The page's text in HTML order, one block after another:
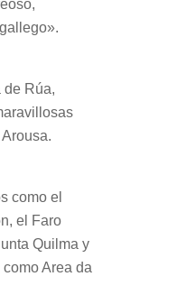
de Rúa,
como el
el Faro
Quilma y
Area da